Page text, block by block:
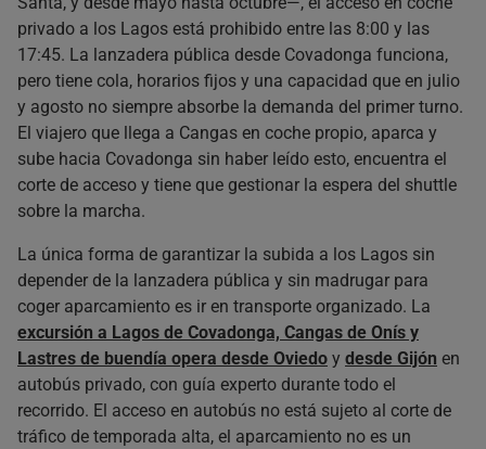
privado a los Lagos está prohibido entre las 8:00 y las
17:45. La lanzadera pública desde Covadonga funciona,
pero tiene cola, horarios fijos y una capacidad que en julio
y agosto no siempre absorbe la demanda del primer turno.
El viajero que llega a Cangas en coche propio, aparca y
sube hacia Covadonga sin haber leído esto, encuentra el
corte de acceso y tiene que gestionar la espera del shuttle
sobre la marcha.
La única forma de garantizar la subida a los Lagos sin
depender de la lanzadera pública y sin madrugar para
coger aparcamiento es ir en transporte organizado. La
excursión a Lagos de Covadonga, Cangas de Onís y
Lastres de buendía opera desde Oviedo y desde Gijón en
autobús privado, con guía experto durante todo el
recorrido. El acceso en autobús no está sujeto al corte de
tráfico de temporada alta, el aparcamiento no es un